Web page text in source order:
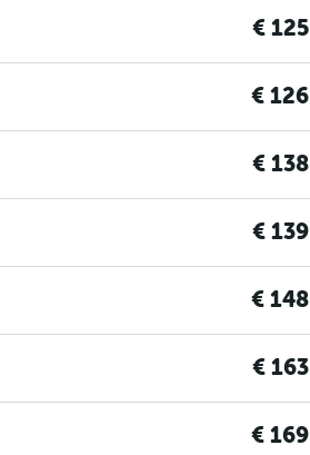
€ 125
€ 126
€ 138
€ 139
€ 148
€ 163
€ 169